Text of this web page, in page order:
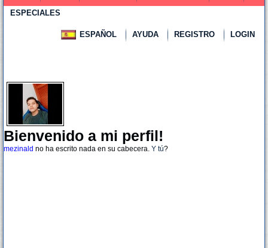
ESPECIALES
ESPAÑOL AYUDA REGISTRO LOGIN
Bienvenido a mi perfil!
mezinald no ha escrito nada en su cabecera. Y tú?